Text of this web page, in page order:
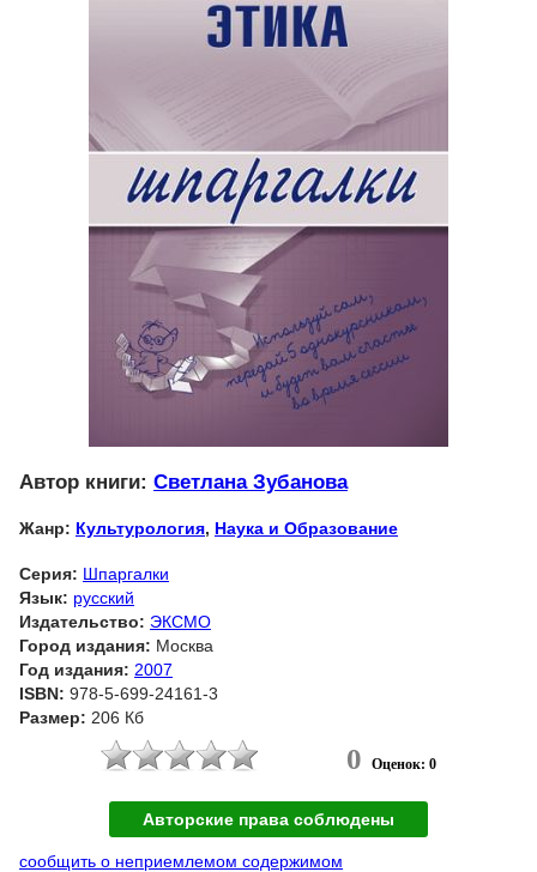
Автор книги: Светлана Зубанова
Жанр: Культурология, Наука и Образование
Серия: Шпаргалки
Язык: русский
Издательство: ЭКСМО
Город издания: Москва
Год издания: 2007
ISBN: 978-5-699-24161-3
Размер: 206 Кб
0 Оценок: 0
Авторские права соблюдены
сообщить о неприемлемом содержимом